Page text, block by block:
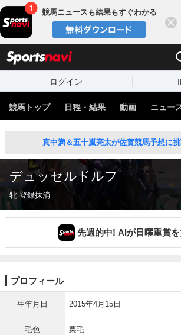
競馬ニュースも結果もすぐわかる
ログイン
競馬トップ 日程・結果 動画 ニュー
真中満＆五十嵐亮太が佐賀競馬予想に挑
デュッセルドルフ
牝 登録抹消
先週的中! AIが日曜重賞
プロフィール
生年月日 2015年4月15日
毛色 栗毛